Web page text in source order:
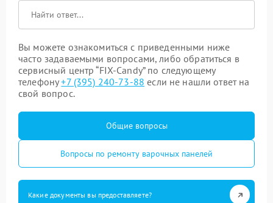
Вы можете ознакомиться с приведенными ниже
часто задаваемыми вопросами, либо обратиться в
сервисный центр “FIX-Candy” по следующему
телефону+7 (395) 240-73-88 если не нашли ответ на
свой вопрос.
Общие вопросы
Вопросы по ремонту варочных панелей
Какие документы вы предоставляете?